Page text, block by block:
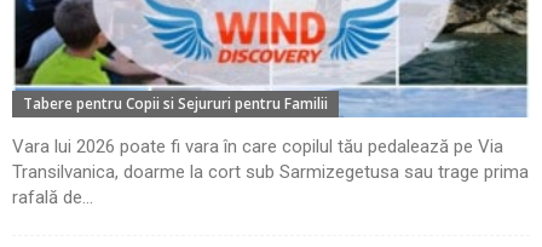
Tabere pentru Copii si Sejururi pentru Familii
Vara lui 2026 poate fi vara în care copilul tău pedalează pe Via
Transilvanica, doarme la cort sub Sarmizegetusa sau trage prima
rafală de...